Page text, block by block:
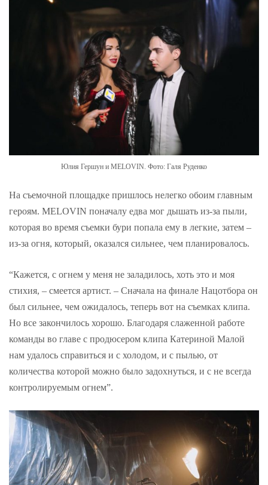
Юлия Гершун и MELOVIN. Фото: Галя Руденко
На съемочной площадке пришлось нелегко обоим главным
героям. MELOVIN поначалу едва мог дышать из-за пыли,
которая во время съемки бури попала ему в легкие, затем –
из-за огня, который, оказался сильнее, чем планировалось.
“Кажется, с огнем у меня не заладилось, хоть это и моя
стихия, – смеется артист. – Сначала на финале Нацотбора он
был сильнее, чем ожидалось, теперь вот на съемках клипа.
Но все закончилось хорошо. Благодаря слаженной работе
команды во главе с продюсером клипа Катериной Малой
нам удалось справиться и с холодом, и с пылью, от
количества которой можно было задохнуться, и с не всегда
контролируемым огнем”.